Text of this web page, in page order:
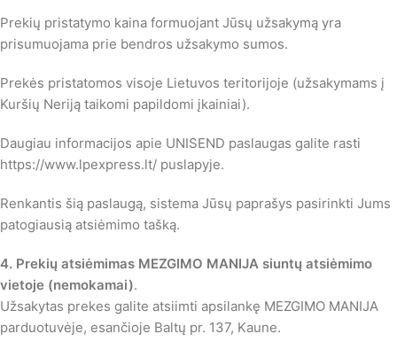
Prekių pristatymo kaina formuojant Jūsų užsakymą yra
prisumuojama prie bendros užsakymo sumos.
Prekės pristatomos visoje Lietuvos teritorijoje (užsakymams į
Kuršių Neriją taikomi papildomi įkainiai).
Daugiau informacijos apie UNISEND paslaugas galite rasti
https://www.lpexpress.lt/ puslapyje.
Renkantis šią paslaugą, sistema Jūsų paprašys pasirinkti Jums
patogiausią atsiėmimo tašką.
4. Prekių atsiėmimas MEZGIMO MANIJA siuntų atsiėmimo
vietoje (nemokamai).
Užsakytas prekes galite atsiimti apsilankę MEZGIMO MANIJA
parduotuvėje, esančioje Baltų pr. 137, Kaune.